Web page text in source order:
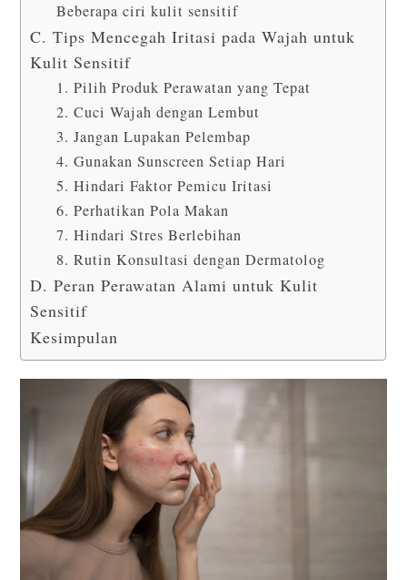
Beberapa ciri kulit sensitif
C. Tips Mencegah Iritasi pada Wajah untuk
Kulit Sensitif
1. Pilih Produk Perawatan yang Tepat
2. Cuci Wajah dengan Lembut
3. Jangan Lupakan Pelembap
4. Gunakan Sunscreen Setiap Hari
5. Hindari Faktor Pemicu Iritasi
6. Perhatikan Pola Makan
7. Hindari Stres Berlebihan
8. Rutin Konsultasi dengan Dermatolog
D. Peran Perawatan Alami untuk Kulit
Sensitif
Kesimpulan